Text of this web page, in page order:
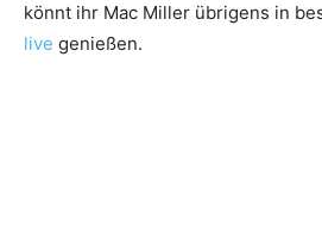
könnt ihr Mac Miller übrigens in
live genießen.